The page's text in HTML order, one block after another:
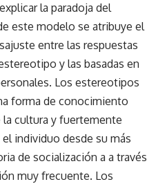
la paradoja del
este modelo se atribuye el
entre las respuestas
y las basadas en
Los estereotipos
forma de conocimiento
cultura y fuertemente
individuo desde su más
de socialización a a través
muy frecuente. Los